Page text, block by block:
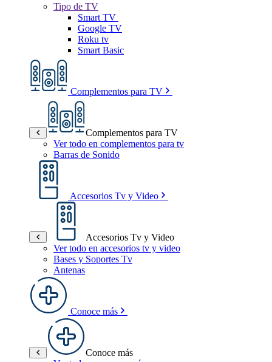
Tipo de TV
Smart TV
Google TV
Roku tv
Smart Basic
Complementos para TV
Complementos para TV
Ver todo en complementos para tv
Barras de Sonido
Accesorios Tv y Video
Accesorios Tv y Video
Ver todo en accesorios tv y video
Bases y Soportes Tv
Antenas
Conoce más
Conoce más